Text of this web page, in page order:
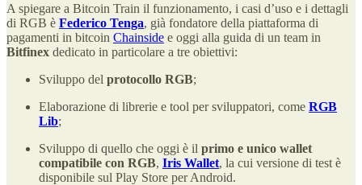
A spiegare a Bitcoin Train il funzionamento, i casi d’uso e i dettagli
di RGB è Federico Tenga, già fondatore della piattaforma di
pagamenti in bitcoin Chainside e oggi alla guida di un team in
Bitfinex dedicato in particolare a tre obiettivi:
Sviluppo del protocollo RGB;
Elaborazione di librerie e tool per sviluppatori, come RGB
Lib;
Sviluppo di quello che oggi è il primo e unico wallet
compatibile con RGB, Iris Wallet, la cui versione di test è
disponibile sul Play Store per Android.